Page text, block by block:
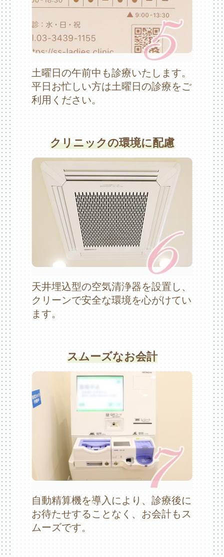
土曜日の午前中も診療いたします。
平日お忙しい方は土曜日の診療をご
利用ください。
クリニックの環境に配慮
天井埋込型の空気清浄器を設置し、
クリーンで安全な環境を心がけてい
ます。
スムーズなお会計
自動精算機を導入により、診療後に
お待たせすることなく、お会計もス
ムーズです。